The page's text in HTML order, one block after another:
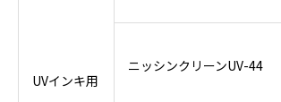
UVインキ用
ニッシンクリーンUV-44